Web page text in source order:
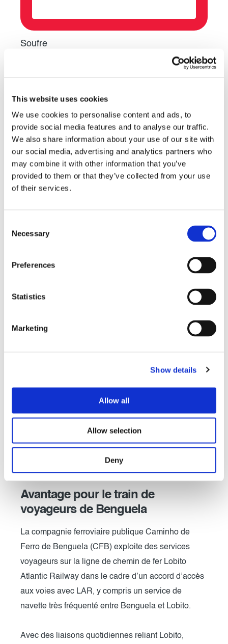
This website uses cookies
We use cookies to personalise content and ads, to
provide social media features and to analyse our traffic.
We also share information about your use of our site with
our social media, advertising and analytics partners who
may combine it with other information that you’ve
provided to them or that they’ve collected from your use
of their services.
Selection
Necessary
Preferences
Statistics
Marketing
Show details
Allow all
Allow selection
Deny
Soufre
Autres produits
Avantage pour le train de
voyageurs de Benguela
La compagnie ferroviaire publique Caminho de
Ferro de Benguela (CFB) exploite des services
voyageurs sur la ligne de chemin de fer Lobito
Atlantic Railway dans le cadre d’un accord d’accès
aux voies avec LAR, y compris un service de
navette très fréquenté entre Benguela et Lobito.
Avec des liaisons quotidiennes reliant Lobito,